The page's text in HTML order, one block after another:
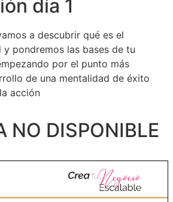
día 1
a descubrir qué es el
pondremos las bases de tu
por el punto más
de una mentalidad de éxito
acción
NO DISPONIBLE